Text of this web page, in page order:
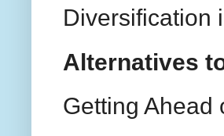
Diversification
Alternatives
Getting Ahead